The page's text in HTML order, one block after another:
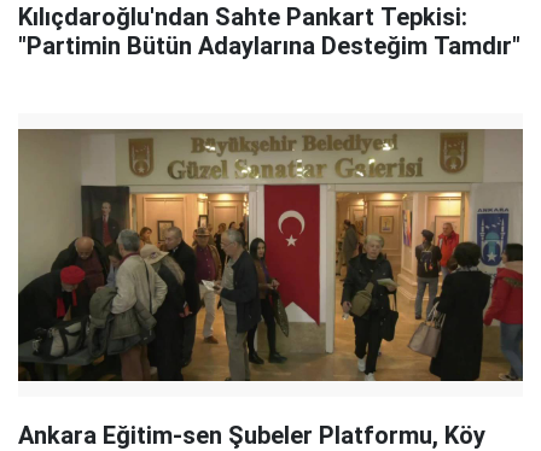
Kılıçdaroğlu'ndan Sahte Pankart Tepkisi:
"Partimin Bütün Adaylarına Desteğim Tamdır"
Ankara Eğitim-sen Şubeler Platformu, Köy